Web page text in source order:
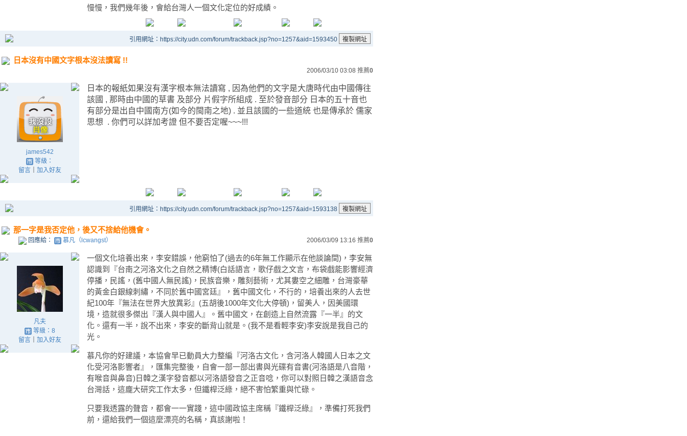
慢慢，我們幾年後，會給台灣人一個文化定位的好成績。
引用網址：https://city.udn.com/forum/trackback.jsp?no=1257&aid=1593450
日本沒有中國文字根本沒法讀寫 !!
2006/03/10 03:08 推薦0
james542
等級：
留言｜ 加入好友
日本的報紙如果沒有漢字根本無法讀寫 , 因為他們的文字是大唐時代由中國傳往
該國 , 那時由中國的草書 及部分 片假字所組成 . 至於發音部分 日本的五十音也
有部分是出自中國南方(如今的閩南之地) . 並且該國的一些道統 也是傳承於 儒家
思想 . 你們可以詳加考證 但不要否定喔~~~!!!
引用網址：https://city.udn.com/forum/trackback.jsp?no=1257&aid=1593138
那一字是我否定他，後又不捨給他機會。
回應給： 慕凡（lcwangst） 2006/03/09 13:16 推薦0
凡夫
等級：8
留言｜ 加入好友
一個文化培養出來，李安錯誤，他窮怕了(過去的6年無工作顯示在他談論間)，李安無
認識到『台南之河洛文化之自然之精博(白話語言，歌仔戲之文言，布袋戲能影響經濟
停播，民謠，(舊中國人無民謠)，民族音樂，雕刻藝術，尤其婁空之細雕，台灣豪華
的黃金白銀線刺繡，不同於舊中國宮廷』，舊中國文化，不行的，培養出來的人去世
紀100年『無法在世界大放異彩』(五胡後1000年文化大停頓)，留美人，因美國環
境，造就很多傑出『漢人與中國人』。舊中國文，在創造上自然流露『一半』的文
化。還有一半，說不出來，李安的斷背山就是。(我不是看輕李安)李安說是我自己的
光。
慕凡你的好建議，本協會早已動員大力整編『河洛古文化，含河洛人韓國人日本之文
化受河洛影響者』，匯集完整後，自會一部一部出書與光碟有音書(河洛語是八音階，
有喉音與鼻音)日韓之漢字發音都以河洛語發音之正音唸，你可以對照日韓之漢語音念
台灣話，這龐大研究工作太多，但鐵桿泛綠，絕不害怕繁重與忙碌。
只要我透露的聲音，都會一一實踐，這中國政協主席稱『鐵桿泛綠』，準備打死我們
前，還給我們一個這麼漂亮的名稱，真該謝啦！